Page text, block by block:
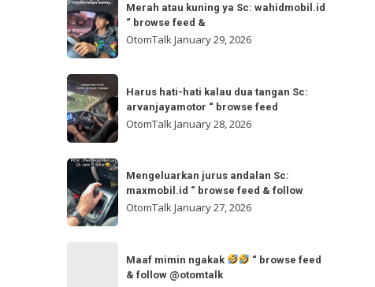
follow
🌬
🌬
Sc:
“
browse
feed
atau
kuning
ya
Sc:
wahidmobil.id
“
browse
Merah atau kuning ya Sc: wahidmobil.id
“ browse feed &
OtomTalkJanuary 29, 2026
Harus
hati-
hati
kalau
dua
tangan
Sc:
arvanjayamotor
Harus hati-hati kalau dua tangan Sc:
arvanjayamotor “ browse feed
OtomTalkJanuary 28, 2026
Mengeluarkan
jurus
andalan
Sc:
Mengeluarkan jurus andalan Sc:
maxmobil.id “ browse feed & follow
OtomTalkJanuary 27, 2026
Maaf mimin ngakak
“ browse feed
& follow @otomtalk